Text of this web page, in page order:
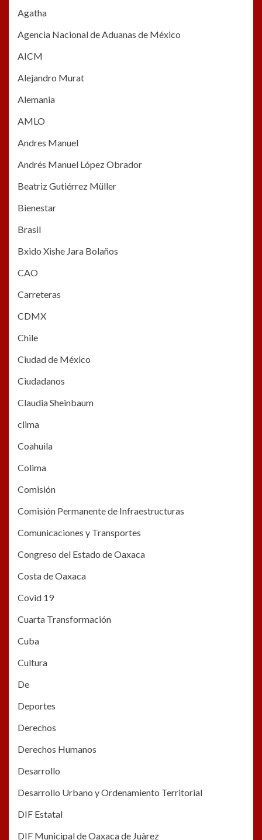
Agatha
Agencia Nacional de Aduanas de México
AICM
Alejandro Murat
Alemania
AMLO
Andres Manuel
Andrés Manuel López Obrador
Beatriz Gutiérrez Müller
Bienestar
Brasil
Bxido Xishe Jara Bolaños
CAO
Carreteras
CDMX
Chile
Ciudad de México
Ciudadanos
Claudia Sheinbaum
clima
Coahuila
Colima
Comisión
Comisión Permanente de Infraestructuras
Comunicaciones y Transportes
Congreso del Estado de Oaxaca
Costa de Oaxaca
Covid 19
Cuarta Transformación
Cuba
Cultura
De
Deportes
Derechos
Derechos Humanos
Desarrollo
Desarrollo Urbano y Ordenamiento Territorial
DIF Estatal
DIF Municipal de Oaxaca de Juàrez